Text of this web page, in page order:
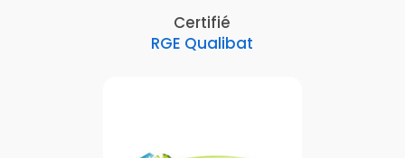
Certifié
RGE Qualibat